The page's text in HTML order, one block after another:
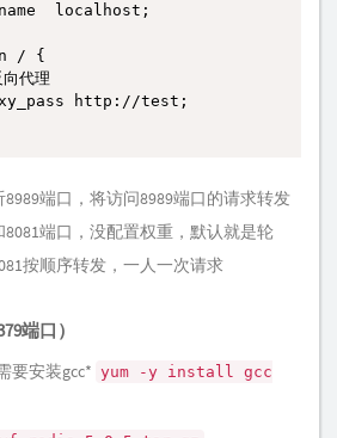
localhost;
/ {
代理
http://test;
端口，将访问8989端口的请求转发
8081端口，没配置权重，默认就是轮
按顺序转发，一人一次请求
端口）
要安装gcc* yum -y install gcc